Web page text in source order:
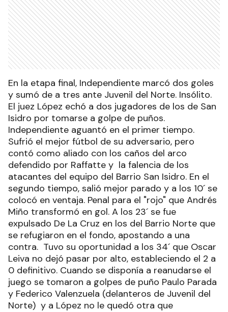
En la etapa final, Independiente marcó dos goles
y sumó de a tres ante Juvenil del Norte. Insólito.
El juez López echó a dos jugadores de los de San
Isidro por tomarse a golpe de puños.
Independiente aguantó en el primer tiempo.
Sufrió el mejor fútbol de su adversario, pero
contó como aliado con los caños del arco
defendido por Raffatte y la falencia de los
atacantes del equipo del Barrio San Isidro. En el
segundo tiempo, salió mejor parado y a los 10´ se
colocó en ventaja. Penal para el "rojo" que Andrés
Miño transformó en gol. A los 23´ se fue
expulsado De La Cruz en los del Barrio Norte que
se refugiaron en el fondo, apostando a una
contra. Tuvo su oportunidad a los 34´ que Oscar
Leiva no dejó pasar por alto, estableciendo el 2 a
0 definitivo. Cuando se disponía a reanudarse el
juego se tomaron a golpes de puño Paulo Parada
y Federico Valenzuela (delanteros de Juvenil del
Norte) y a López no le quedó otra que